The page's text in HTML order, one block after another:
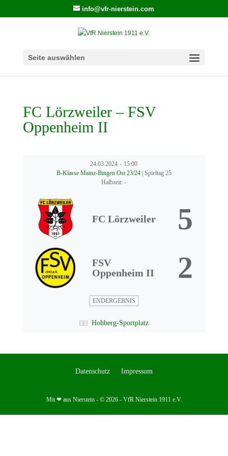
info@vfr-nierstein.com
Seite auswählen
FC Lörzweiler – FSV
Oppenheim II
24.03.2024 - 15:00
B-Klasse Mainz-Bingen Ost 23/24 | Spieltag 25
Halbzeit: -
FC Lörzweiler 5
FSV
Oppenheim II
2
ENDERGEBNIS
Hohberg-Sportplatz
Datenschutz Impressum
Mit ❤ aus Nierstein - © 2026 - VfR Nierstein 1911 e.V.